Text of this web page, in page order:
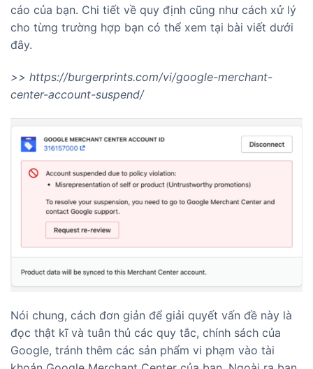
cáo của bạn. Chi tiết về quy định cũng như cách xử lý
cho từng trường hợp bạn có thể xem tại bài viết dưới
đây.
>> https://burgerprints.com/vi/google-merchant-
center-account-suspend/
Nói chung, cách đơn giản để giải quyết vấn đề này là
đọc thật kĩ và tuân thủ các quy tắc, chính sách của
Google, tránh thêm các sản phẩm vi phạm vào tài